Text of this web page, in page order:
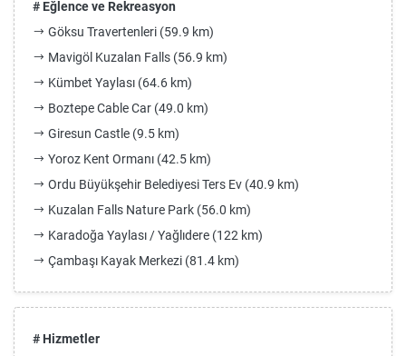
# Eğlence ve Rekreasyon
Göksu Travertenleri (59.9 km)
Mavigöl Kuzalan Falls (56.9 km)
Kümbet Yaylası (64.6 km)
Boztepe Cable Car (49.0 km)
Giresun Castle (9.5 km)
Yoroz Kent Ormanı (42.5 km)
Ordu Büyükşehir Belediyesi Ters Ev (40.9 km)
Kuzalan Falls Nature Park (56.0 km)
Karadoğa Yaylası / Yağlıdere (122 km)
Çambaşı Kayak Merkezi (81.4 km)
# Hizmetler